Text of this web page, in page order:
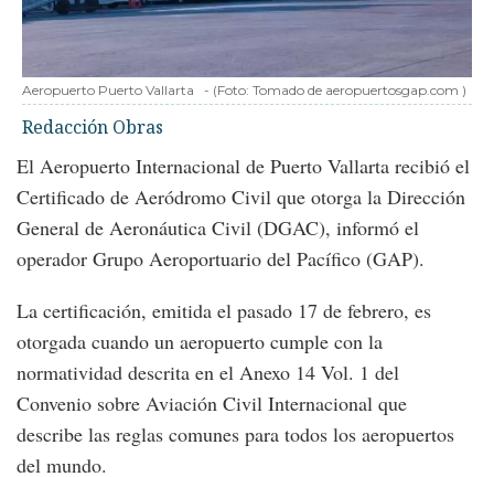
Aeropuerto Puerto Vallarta - (Foto: Tomado de aeropuertosgap.com )
Redacción Obras
El Aeropuerto Internacional de Puerto Vallarta recibió el
Certificado de Aeródromo Civil que otorga la Dirección
General de Aeronáutica Civil (DGAC), informó el
operador Grupo Aeroportuario del Pacífico (GAP).
La certificación, emitida el pasado 17 de febrero, es
otorgada cuando un aeropuerto cumple con la
normatividad descrita en el Anexo 14 Vol. 1 del
Convenio sobre Aviación Civil Internacional que
describe las reglas comunes para todos los aeropuertos
del mundo.